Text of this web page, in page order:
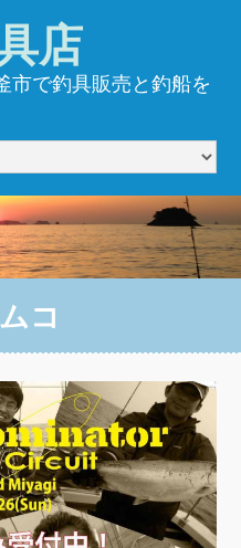
店
市で釣具販売と釣船を
コ